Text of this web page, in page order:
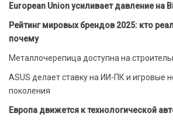
European Union усиливает давление на
Рейтинг мировых брендов 2025: кто
почему
Металлочерепица доступна на
ASUS делает ставку на ИИ-ПК и игровые
поколения
Европа движется к технологической